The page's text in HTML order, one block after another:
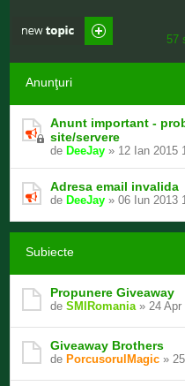
Scrie un subiect
nou
57
Anunţuri
Anunt important -
site/servere
de DeeJay » 12 Ian 2015
Adresa email invalida
de DeeJay » 06 Iun 2013
Subiecte
Propunere Giveaway
deSMIRomania» 24 Apr
Giveaway Brothers
de PorcusorulMagic »